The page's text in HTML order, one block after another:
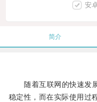
安
简介
随着互联网的快速发展
稳定性，而在实际使用过